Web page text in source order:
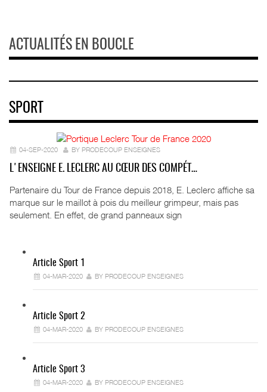
ACTUALITÉS EN BOUCLE
SPORT
04-SEP-2020 BY PRODECOUP ENSEIGNES
L'ENSEIGNE E. LECLERC AU CŒUR DES COMPÉT…
Partenaire du Tour de France depuis 2018, E. Leclerc affiche sa
marque sur le maillot à pois du meilleur grimpeur, mais pas
seulement. En effet, de grand panneaux sign
Article Sport 1
04-MAR-2020 BY PRODECOUP ENSEIGNES
Article Sport 2
04-MAR-2020 BY PRODECOUP ENSEIGNES
Article Sport 3
04-MAR-2020 BY PRODECOUP ENSEIGNES